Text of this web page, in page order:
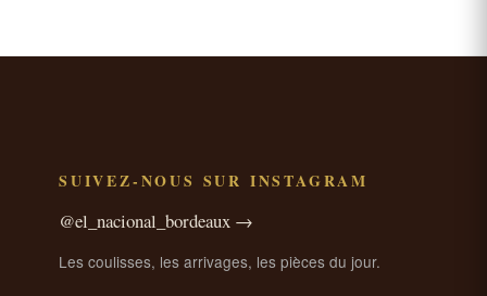
SUIVEZ-NOUS SUR INSTAGRAM
@el_nacional_bordeaux →
Les coulisses, les arrivages, les pièces du jour.